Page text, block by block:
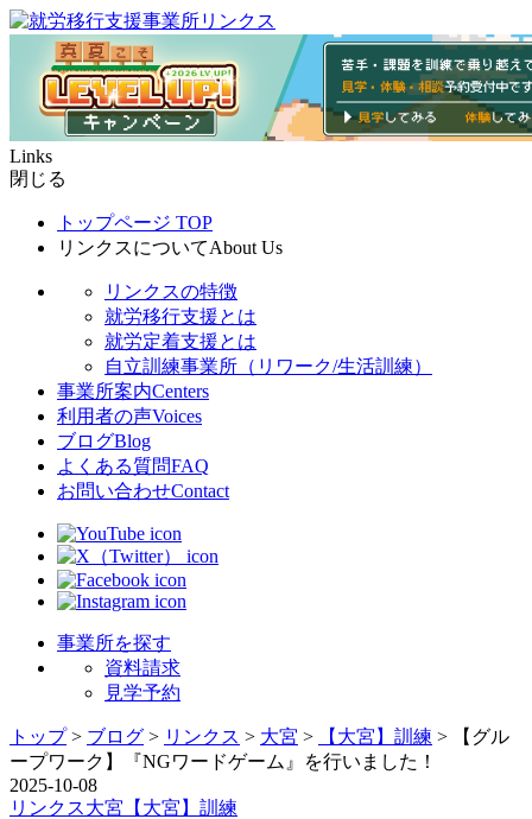
Links
閉じる
トップページ TOP
リンクスについてAbout Us
リンクスの特徴
就労移行支援とは
就労定着支援とは
自立訓練事業所（リワーク/生活訓練）
事業所案内Centers
利用者の声Voices
ブログBlog
よくある質問FAQ
お問い合わせContact
事業所を探す
資料請求
見学予約
トップ> ブログ > リンクス > 大宮 > 【大宮】訓練 >
【グル
ープワーク】『NGワードゲーム』を行いました！
2025-10-08
リンクス大宮 【大宮】訓練